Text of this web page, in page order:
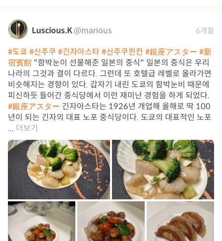
Luscious.K@marious 6개월
#도쿄 #신주쿠 #긴자아스타#신주쿠힌칸 #銀座アスター #新
宿賓館 "함박눈이 선물해준 일본의 중식" 일본의 중식은 우리
나라의 그것과 결이 다르다. 그런데 또 호텔급 레벨로 올라가면
비슷해지는 경향이 있다. 갑자기 내린 도쿄의 함박눈비 때문에
피신하듯 들어간 중식당에서 이런 재미난 경험을 하게 되었다.
#銀座アスター 긴자아스타는 1926년 개업해 올해로 딱 100
년이 되는 긴자의 대표 노포 중식당이다. 도쿄의 대표적인 노포
... 더보기